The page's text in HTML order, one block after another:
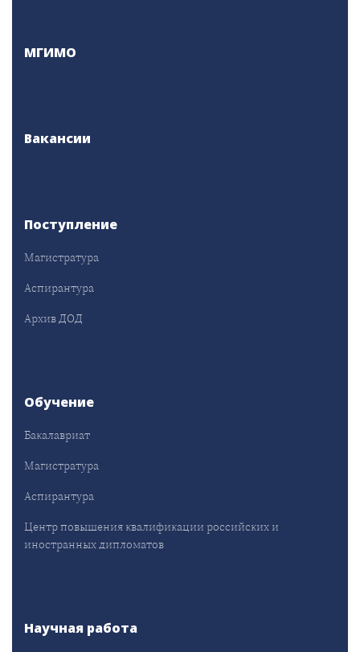
МГИМО
Вакансии
Поступление
Магистратура
Аспирантура
Архив ДОД
Обучение
Бакалавриат
Магистратура
Аспирантура
Центр повышения квалификации российских и
иностранных дипломатов
Научная работа